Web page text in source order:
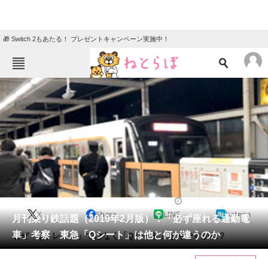
🎁 Switch 2もあたる！ プレゼントキャンペーン実施中！
ねとらぼメニュー
TOP ニュース
エンタメ クイズ
グルメ 地域
住まい 教育・育児
リサーチ
会員記事
メディア
月刊乗り鉄話題（2019年2月版）：「必ず座れる通勤電
車」考察 東急「Qシート」は他と何が違うのか
X Share LINE hatena
なぜ「Qトレイン」ではなく「Qシート」なんですかね？